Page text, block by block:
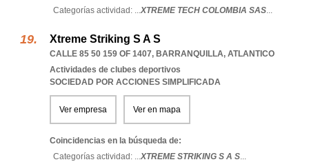
Categorías actividad: ...XTREME TECH COLOMBIA SAS...
Xtreme Striking S A S
CALLE 85 50 159 OF 1407, BARRANQUILLA, ATLANTICO
Actividades de clubes deportivos
SOCIEDAD POR ACCIONES SIMPLIFICADA
Ver empresa Ver en mapa
Coincidencias en la búsqueda de:
Categorías actividad: ...XTREME STRIKING S A S...